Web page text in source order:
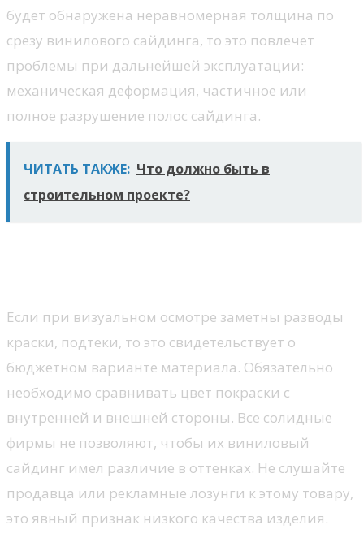
будет обнаружена неравномерная толщина по
срезу винилового сайдинга, то это повлечет
проблемы при дальнейшей эксплуатации:
механическая деформация, частичное или
полное разрушение полос сайдинга.
ЧИТАТЬ ТАКЖЕ: Что должно быть в
строительном проекте?
Если при визуальном осмотре заметны разводы
краски, подтеки, то это свидетельствует о
бюджетном варианте материала. Обязательно
необходимо сравнивать цвет покраски с
внутренней и внешней стороны. Все солидные
фирмы не позволяют, чтобы их виниловый
сайдинг имел различие в оттенках. Не слушайте
продавца или рекламные лозунги к этому товару,
это явный признак низкого качества изделия.